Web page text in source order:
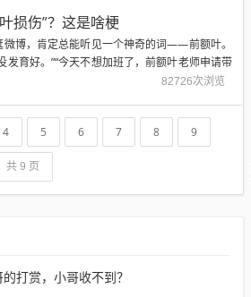
损伤”？这是啥梗
博，肯定总能听见一个神奇的词——前额叶。
发育好。”“今天不想加班了，前额叶老师申请带
择偶标准。”“如果把我的前额叶煮成脑花，一定
82726次浏览
4 5 6 7 8 9
共 9 页
打赏，小哥收不到？